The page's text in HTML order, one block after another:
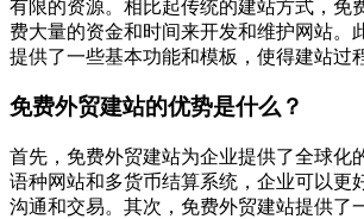
有限的资源。相比起传统的建站方式，免
费大量的资金和时间来开发和维护网站。
提供了一些基本功能和模板，使得建站过
免费外贸建站的优势是什么？
首先，免费外贸建站为企业提供了全球化
语种网站和多货币结算系统，企业可以更
沟通和交易。其次，免费外贸建站提供了